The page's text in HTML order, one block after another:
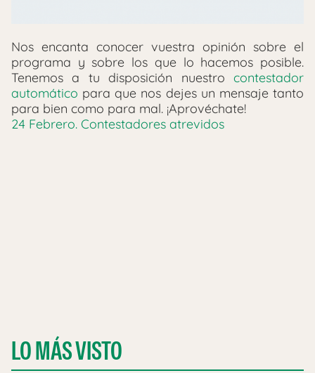
Nos encanta conocer vuestra opinión sobre el
programa y sobre los que lo hacemos posible.
Tenemos a tu disposición nuestro contestador
automático para que nos dejes un mensaje tanto
para bien como para mal. ¡Aprovéchate!
24 Febrero. Contestadores atrevidos
LO MÁS VISTO